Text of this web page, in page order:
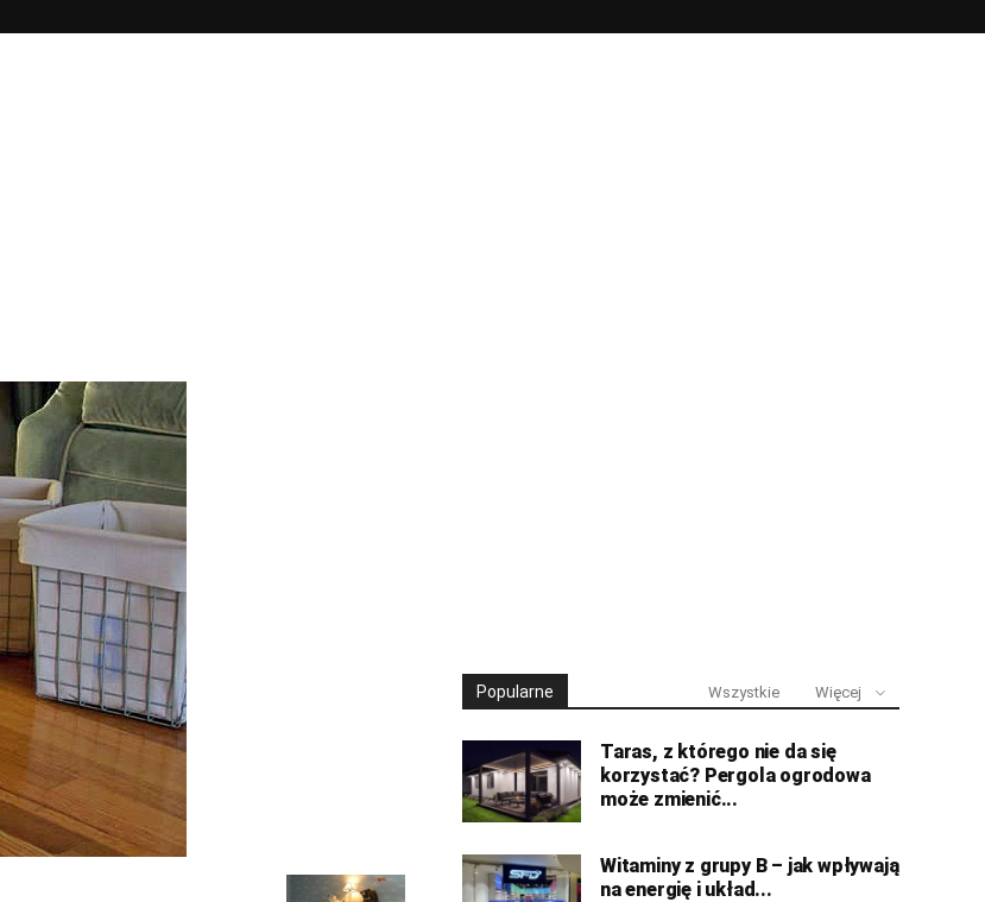
Popularne Wszystkie Więcej
Taras, z którego nie da się
korzystać? Pergola ogrodowa
może zmienić...
Witaminy z grupy B – jak wpływają
na energię i układ...